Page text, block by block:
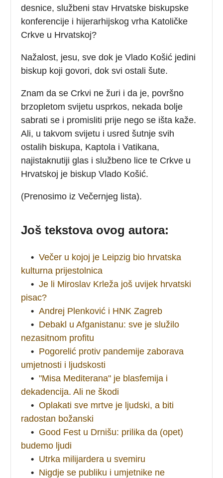
desnice, službeni stav Hrvatske biskupske
konferencije i hijerarhijskog vrha Katoličke
Crkve u Hrvatskoj?
Nažalost, jesu, sve dok je Vlado Košić jedini
biskup koji govori, dok svi ostali šute.
Znam da se Crkvi ne žuri i da je, površno
brzopletom svijetu usprkos, nekada bolje
sabrati se i promisliti prije nego se išta kaže.
Ali, u takvom svijetu i usred šutnje svih
ostalih biskupa, Kaptola i Vatikana,
najistaknutiji glas i službeno lice te Crkve u
Hrvatskoj je biskup Vlado Košić.
(Prenosimo iz Večernjeg lista).
Još tekstova ovog autora:
• Večer u kojoj je Leipzig bio hrvatska
kulturna prijestolnica
• Je li Miroslav Krleža još uvijek hrvatski
pisac?
• Andrej Plenković i HNK Zagreb
• Debakl u Afganistanu: sve je služilo
nezasitnom profitu
• Pogorelić protiv pandemije zaborava
umjetnosti i ljudskosti
• "Misa Mediterana" je blasfemija i
dekadencija. Ali ne škodi
• Oplakati sve mrtve je ljudski, a biti
radostan božanski
• Good Fest u Drnišu: prilika da (opet)
budemo ljudi
• Utrka milijardera u svemiru
• Nigdje se publiku i umjetnike ne